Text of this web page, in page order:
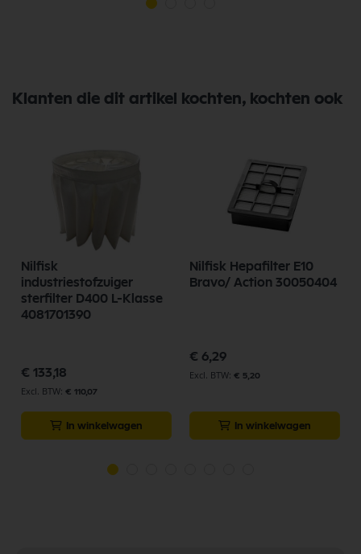
Klanten die dit artikel kochten, kochten ook
Nilfisk
industriestofzuiger
sterfilter D400 L-Klasse
4081701390
€ 133,18
€ 110,07
In winkelwagen
Nilfisk Hepafilter E10
Bravo/ Action 30050404
€ 6,29
€ 5,20
In winkelwagen